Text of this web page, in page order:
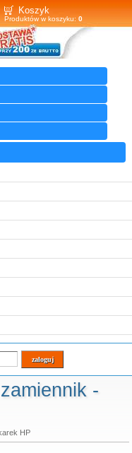
Koszyk
Produktów w koszyku: 0
-
HP